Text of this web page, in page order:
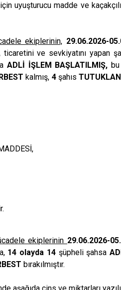
uyuşturucu madde ve
ekiplerinin, 29.06.2026-
ve sevkiyatını yapan
ADLİ İŞLEM BAŞLATILMIŞ, bu
kalmış, 4şahıs
ekiplerinin 29.06.2026-
14 olayda 14 şüpheli şahsa
bırakılmıştır.